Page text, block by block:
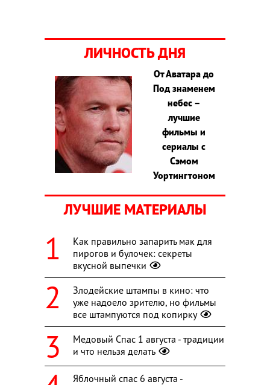
ЛИЧНОСТЬ ДНЯ
От Аватара до
Под знаменем
небес –
лучшие
фильмы и
сериалы с
Сэмом
Уортингтоном
ЛУЧШИЕ МАТЕРИАЛЫ
Как правильно запарить мак для
пирогов и булочек: секреты
вкусной выпечки
Злодейские штампы в кино: что
уже надоело зрителю, но фильмы
все штампуются под копирку
Медовый Спас 1 августа - традиции
и что нельзя делать
Яблочный спас 6 августа -